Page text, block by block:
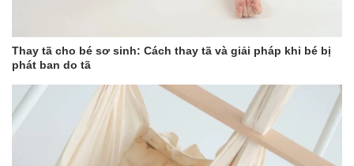
Thay tã cho bé sơ sinh: Cách thay tã và giải pháp khi bé bị
phát ban do tã